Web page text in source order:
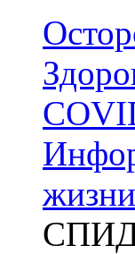
жизни
СПИД